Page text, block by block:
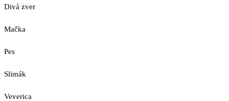
Divá zver
Mačka
Pes
Slimák
Veverica